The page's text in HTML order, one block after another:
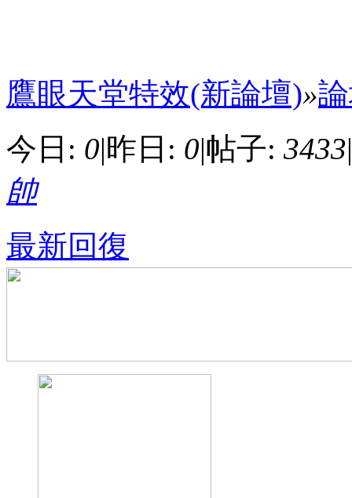
鷹眼天堂特效(新論壇)»
今日: 0|昨日: 0|帖子: 3433|
帥
最新回復